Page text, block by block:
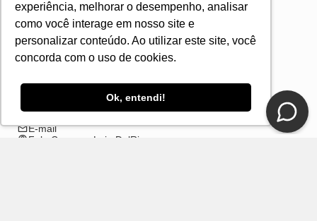
experiência, melhorar o desempenho, analisar
como você interage em nosso site e
personalizar conteúdo. Ao utilizar este site, você
concorda com o uso de cookies.
Ok, entendi!
Newsletter
e-mail!